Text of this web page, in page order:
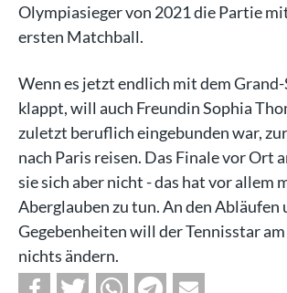
Olympiasieger von 2021 die Partie
ersten Matchball.
Wenn es jetzt endlich mit dem
klappt, will auch Freundin Sophia
zuletzt beruflich eingebunden war,
nach Paris reisen. Das Finale vor Ort
sie sich aber nicht - das hat vor allem
Aberglauben zu tun. An den Abläufen
Gegebenheiten will der Tennisstar
nichts ändern.